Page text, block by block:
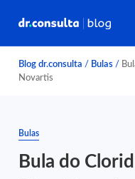
Blog dr.consulta / Bulas /
Novartis
Bulas
Bula do